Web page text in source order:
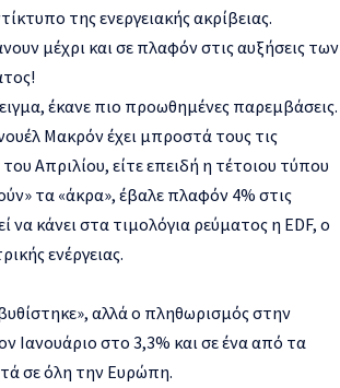
της ενεργειακής ακρίβειας.
μέχρι και σε πλαφόν στις αυξήσεις των
έκανε πιο προωθημένες παρεμβάσεις.
Μακρόν έχει μπροστά τους τις
Απριλίου, είτε επειδή η τέτοιου τύπου
τα «άκρα», έβαλε πλαφόν 4% στις
να κάνει στα τιμολόγια ρεύματος η EDF, ο
ενέργειας.
αλλά ο πληθωρισμός στην
Ιανουάριο στο 3,3% και σε ένα από τα
σε όλη την Ευρώπη.